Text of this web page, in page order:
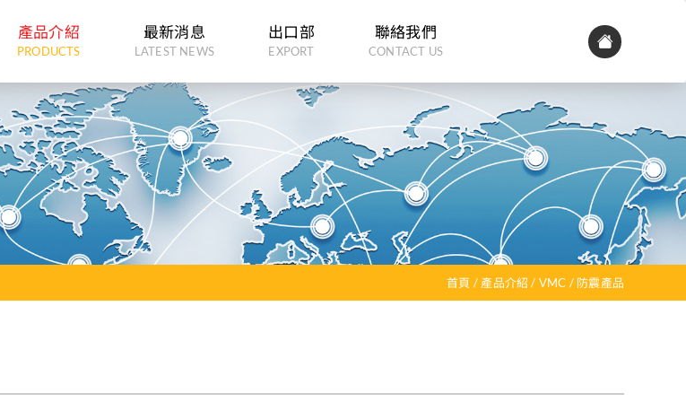
產品介紹
PRODUCTS
最新消息
LATEST NEWS
出口部
EXPORT
聯絡我們
CONTACT US
首頁 產品介紹 VMC 防震產品